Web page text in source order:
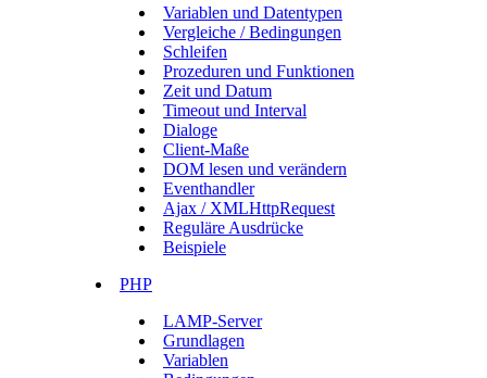
Variablen und Datentypen
Vergleiche / Bedingungen
Schleifen
Prozeduren und Funktionen
Zeit und Datum
Timeout und Interval
Dialoge
Client-Maße
DOM lesen und verändern
Eventhandler
Ajax / XMLHttpRequest
Reguläre Ausdrücke
Beispiele
PHP
LAMP-Server
Grundlagen
Variablen